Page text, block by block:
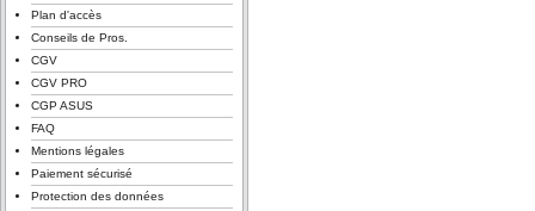
Plan d'accès
Conseils de Pros.
CGV
CGV PRO
CGP ASUS
FAQ
Mentions légales
Paiement sécurisé
Protection des données